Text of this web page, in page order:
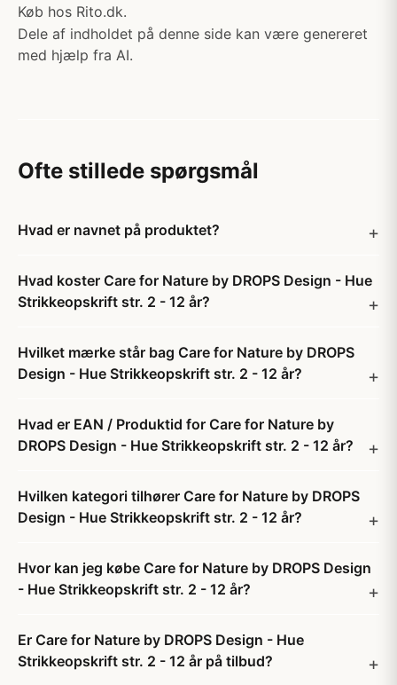
Køb hos Rito.dk.
Dele af indholdet på denne side kan være genereret
med hjælp fra AI.
Ofte stillede spørgsmål
Hvad er navnet på produktet?
Hvad koster Care for Nature by DROPS Design - Hue
Strikkeopskrift str. 2 - 12 år?
Hvilket mærke står bag Care for Nature by DROPS
Design - Hue Strikkeopskrift str. 2 - 12 år?
Hvad er EAN / Produktid for Care for Nature by
DROPS Design - Hue Strikkeopskrift str. 2 - 12 år?
Hvilken kategori tilhører Care for Nature by DROPS
Design - Hue Strikkeopskrift str. 2 - 12 år?
Hvor kan jeg købe Care for Nature by DROPS Design
- Hue Strikkeopskrift str. 2 - 12 år?
Er Care for Nature by DROPS Design - Hue
Strikkeopskrift str. 2 - 12 år på tilbud?